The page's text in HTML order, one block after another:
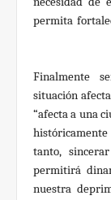
permita
Finalmente
situación
“afecta a una
tanto,
permitirá
nuestra